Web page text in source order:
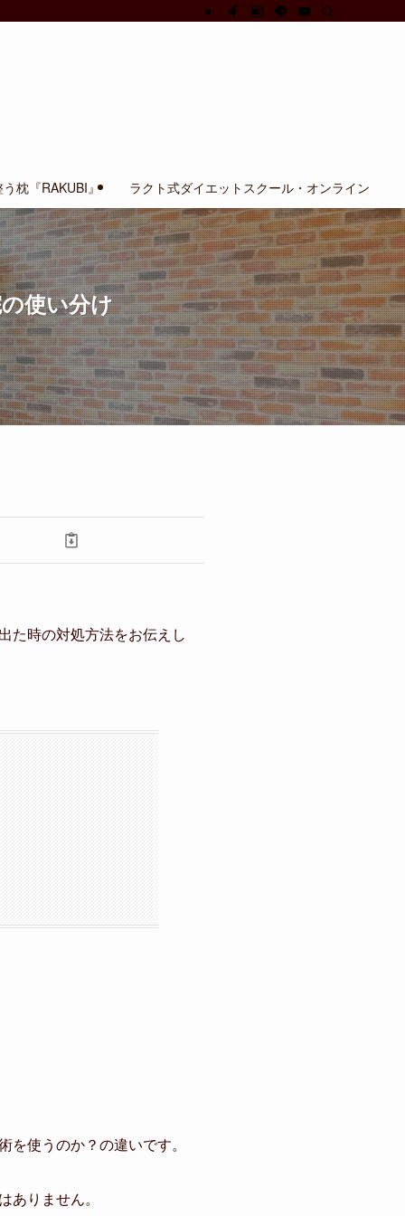
枕『RAKUBI』 ラクト式ダイエットスクール・オンライン
使い分け
た時の対処方法をお伝えし
使うのか？の違いです。
りません。